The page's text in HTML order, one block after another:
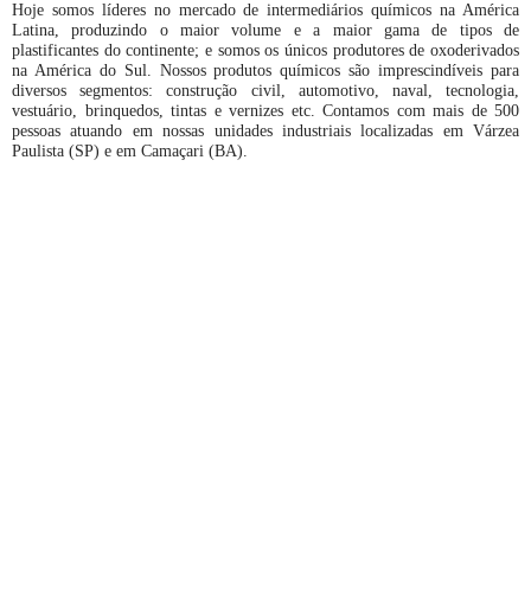
Hoje somos líderes no mercado de intermediários químicos na América
Latina, produzindo o maior volume e a maior gama de tipos de
plastificantes do continente; e somos os únicos produtores de oxoderivados
na América do Sul. Nossos produtos químicos são imprescindíveis para
diversos segmentos: construção civil, automotivo, naval, tecnologia,
vestuário, brinquedos, tintas e vernizes etc. Contamos com mais de 500
pessoas atuando em nossas unidades industriais localizadas em Várzea
Paulista (SP) e em Camaçari (BA).